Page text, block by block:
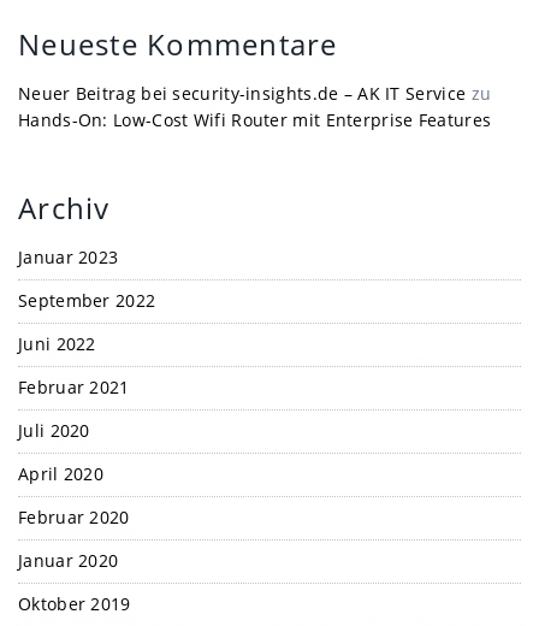
Neueste Kommentare
Neuer Beitrag bei security-insights.de – AK IT Service zu
Hands-On: Low-Cost Wifi Router mit Enterprise Features
Archiv
Januar 2023
September 2022
Juni 2022
Februar 2021
Juli 2020
April 2020
Februar 2020
Januar 2020
Oktober 2019